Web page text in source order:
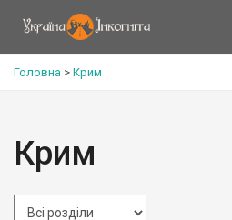
Головна > Крим
Крим